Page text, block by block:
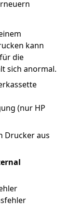
kann
die
sich anormal.
(nur HP
Drucker aus